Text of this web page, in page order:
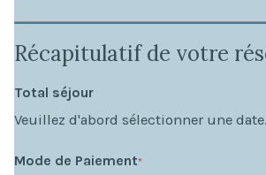
Récapitulatif de votre
Total séjour
Veuillez d'abord sélectionner une date.
Mode de Paiement*